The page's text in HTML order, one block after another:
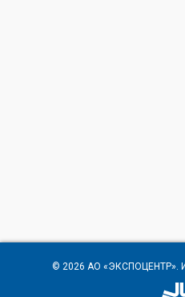
© 2026 АО «ЭКСПОЦЕНТР».